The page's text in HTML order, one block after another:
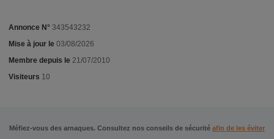
Annonce N° 343543232
Mise à jour le 03/08/2026
Membre depuis le 21/07/2010
Visiteurs 10
Méfiez-vous des arnaques. Consultez nos conseils de sécurité afin de les éviter